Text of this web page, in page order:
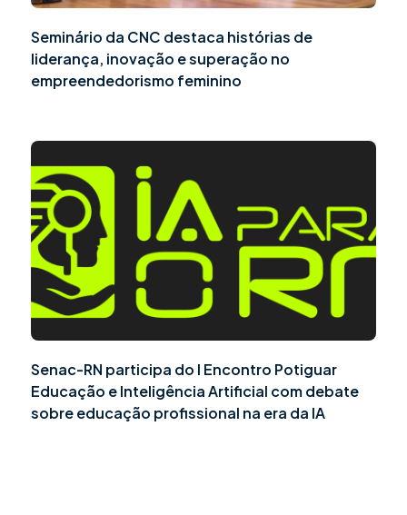
Seminário da CNC destaca histórias de
liderança, inovação e superação no
empreendedorismo feminino
Senac-RN participa do I Encontro Potiguar
Educação e Inteligência Artificial com debate
sobre educação profissional na era da IA